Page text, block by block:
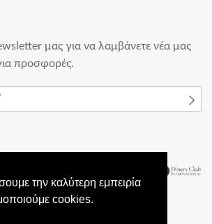
την καλύτερη εμπειρία
cookies.
μας για να λαμβάνετε νέα μας
προσφορές.